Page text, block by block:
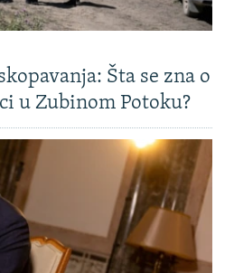
Šta se zna o
u Zubinom Potoku?